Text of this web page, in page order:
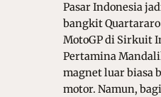
Pasar Indonesia
bangkit
MotoGP di Sirkuit
Pertamina
magnet luar biasa
motor. Namun,